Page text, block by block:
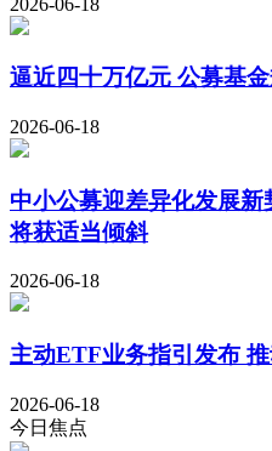
逼近四十万亿元 公募基
2026-06-18
中小公募迎差异化发展
将获适当倾斜
2026-06-18
主动ETF业务指引发布
2026-06-18
今日焦点